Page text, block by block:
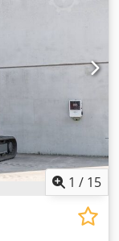
bueno
bueno
de
3 cucharas:
-
1 / 15